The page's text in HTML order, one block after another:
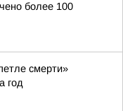
более 100
смерти»
год